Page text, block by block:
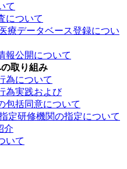
て
について
データベース登録につい
報公開について
取り組み
為について
為実践および
包括同意について
定研修機関の指定について
介
いて